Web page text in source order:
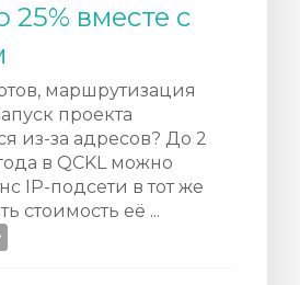
25% вместе с
маршрутизация
проекта
из-за адресов? До 2
в QCKL можно
IP-подсети в тот же
стоимость её ...